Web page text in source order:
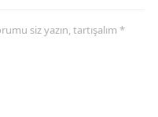
Kütahya
siz yazın, tartışalım *